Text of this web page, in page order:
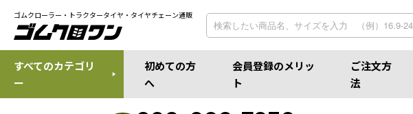
ゴムクローラー・トラクタータイヤ・タイヤチェーン通販
すべてのカテゴリ
ー
初めての方
へ
会員登録のメリッ
ト
ご注文方
法